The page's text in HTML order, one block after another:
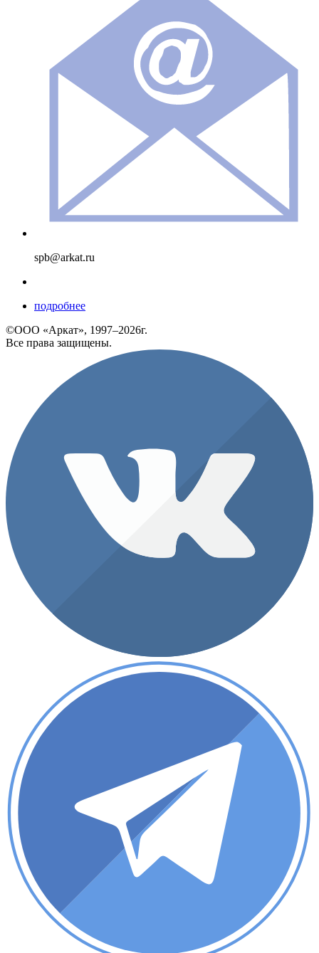
spb@arkat.ru
подробнее
©ООО «Аркат», 1997–2026г.
Все права защищены.